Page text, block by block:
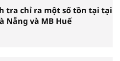
tra chỉ ra một số tồn tại tại
Nẵng và MB Huế